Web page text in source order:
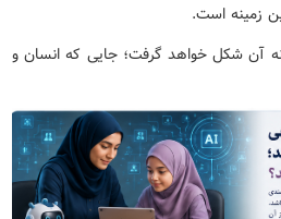
زمینه است.
آن شکل خواهد گرفت؛ جایی که انسان و